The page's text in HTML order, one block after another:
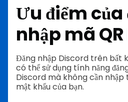
Ưu điểm của
nhập mã
Đăng nhập Discord trên bất
có thể sử dụng tính năng
Discord mà không cần nhập
mật khẩu của bạn.